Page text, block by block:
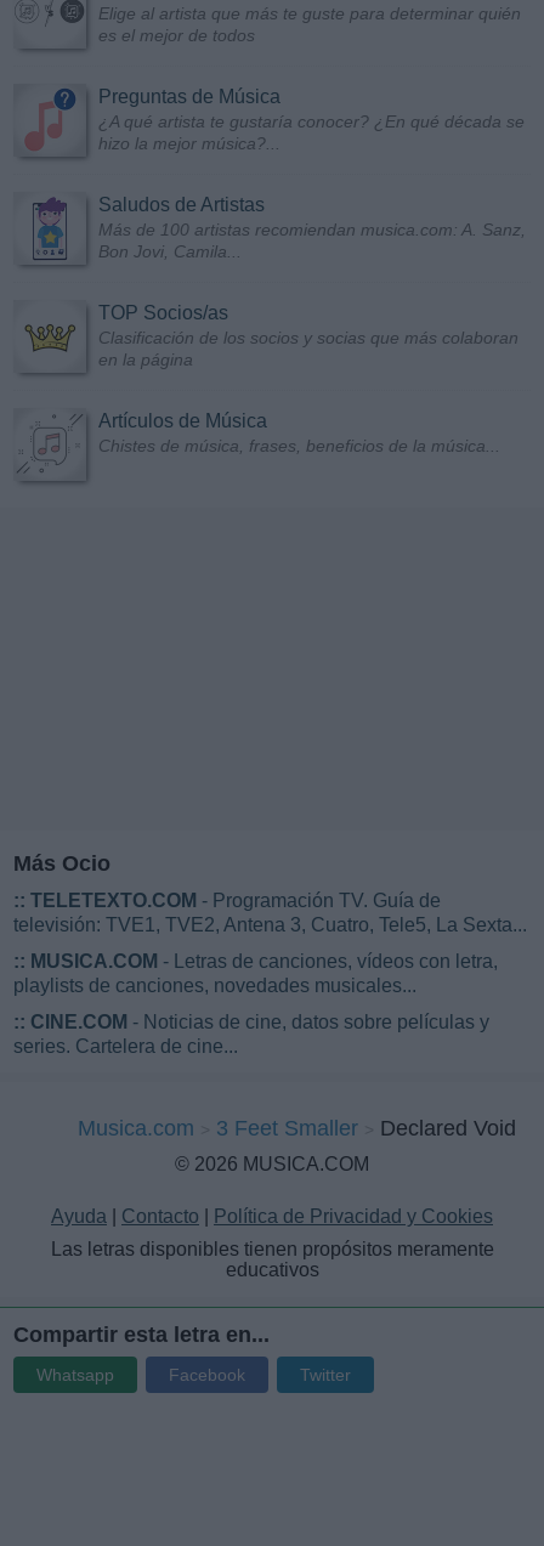
Elige al artista que más te guste para determinar quién
es el mejor de todos
Preguntas de Música
¿A qué artista te gustaría conocer? ¿En qué década se
hizo la mejor música?...
Saludos de Artistas
Más de 100 artistas recomiendan musica.com: A. Sanz,
Bon Jovi, Camila...
TOP Socios/as
Clasificación de los socios y socias que más colaboran
en la página
Artículos de Música
Chistes de música, frases, beneficios de la música...
Más Ocio
:: TELETEXTO.COM - Programación TV. Guía de
televisión: TVE1, TVE2, Antena 3, Cuatro, Tele5, La Sexta...
:: MUSICA.COM - Letras de canciones, vídeos con letra,
playlists de canciones, novedades musicales...
:: CINE.COM - Noticias de cine, datos sobre películas y
series. Cartelera de cine...
Musica.com 3 Feet Smaller Declared Void
© 2026 MUSICA.COM
Ayuda Contacto
Política de Privacidad y Cookies
Las letras disponibles tienen propósitos meramente
educativos
Compartir esta letra en...
Whatsapp Facebook Twitter